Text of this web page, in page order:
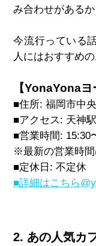
み合わせがある
今流行っている
人にはおすすめの
【YonaYonaヨ
■住所:福岡市中
■アクセス: 天神
■営業時間: 15:30
※最新の営業時
■定休日 :不定休
■詳細はこちら
2. あの人気カ